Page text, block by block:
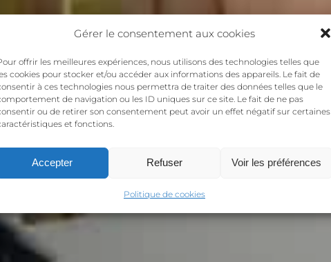
Gérer le consentement aux cookies
offrir les meilleures expériences, nous utilisons des technologies telles que
cookies pour stocker et/ou accéder aux informations des appareils. Le fait de
à ces technologies nous permettra de traiter des données telles que le
de navigation ou les ID uniques sur ce site. Le fait de ne pas
ou de retirer son consentement peut avoir un effet négatif sur certaines
et fonctions.
Accepter Refuser Voir les préférences
Politique de cookies